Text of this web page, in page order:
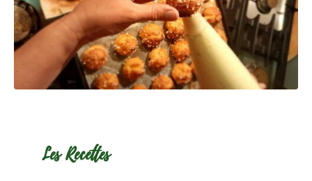
Les Recettes